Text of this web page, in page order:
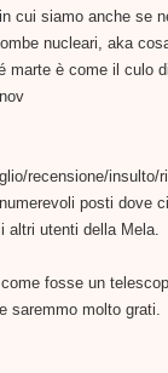
cui siamo anche se
nucleari, aka
marte è come il culo
recensione/insulto/
posti dove
altri utenti della Mela.
fosse un
saremmo molto grati.